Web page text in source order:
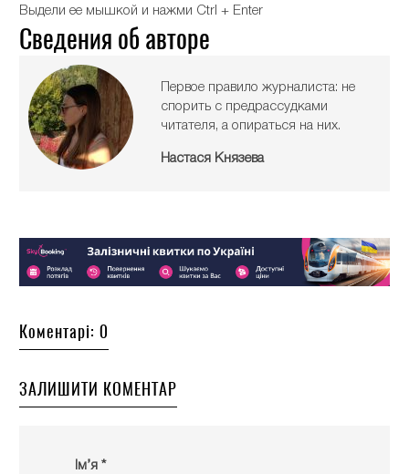
Выдели ее мышкой и нажми Ctrl + Enter
Сведения об авторе
Первое правило журналиста: не
спорить с предрассудками
читателя, а опираться на них.
Настася Князева
Коментарі: 0
ЗАЛИШИТИ КОМЕНТАР
Ім’я *